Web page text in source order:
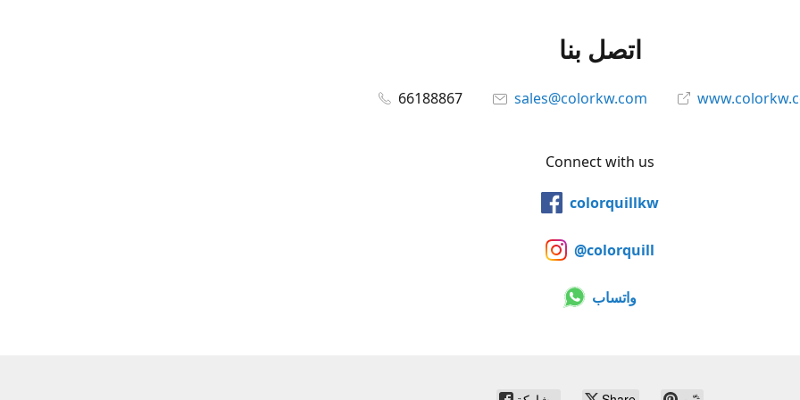
اتصل بنا
66188867 sales@colorkw.com
Connect with us
colorquillkw
@colorquill
واتساب